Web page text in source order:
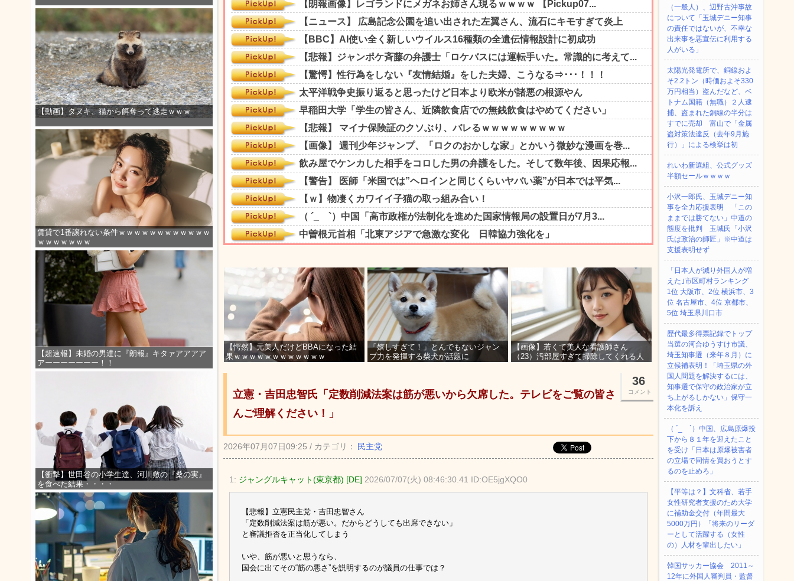
【動画】タヌキ、猫から餌奪って逃走ｗｗｗ
賃貸で1番譲れない条件ｗｗｗｗｗｗｗｗｗｗｗｗ
ｗｗｗｗｗｗｗ
【超速報】未婚の男達に『朗報』キタァアアアア
アーーーーーーー！！
【衝撃】世田谷の小学生達、河川敷の『桑の実』
を食べた結果・・・・
【愕然】元美人だけどBBAになった結
果ｗｗｗｗｗｗｗｗｗｗｗｗ
「嬉しすぎて！」とんでもないジャン
プ力を発揮する柴犬が話題に
【画像】若くて美人な看護師さん
（23）汚部屋すぎて掃除してくれる人
36
コメント
立憲・吉田忠智氏「定数削減法案は筋が悪いから欠席した。テレビをご覧の皆さ
んご理解ください！」
2026年07月07日09:25 / カテゴリ： 民主党
1: ジャングルキャット(東京都) [DE] 2026/07/07(火) 08:46:30.41 ID:OE5jgXQO0
【悲報】立憲民主党・吉田忠智さん
「定数削減法案は筋が悪い。だからどうしても出席できない」
と審議拒否を正当化してしまう
いや、筋が悪いと思うなら、
国会に出てその“筋の悪さ”を説明するのが議員の仕事では？
（一般人）、辺野古沖事故
について「玉城デニー知事
の責任ではないが、不幸な
出来事を悪宣伝に利用する
人がいる」
太陽光発電所で、銅線およ
そ2.2トン（時価およそ330
万円相当）盗んだなど、ベ
トナム国籍（無職）２人逮
捕、盗まれた銅線の半分は
すでに売却 富山で「金属
盗対策法違反（去年9月施
行）」による検挙は初
れいわ新選組、公式グッズ
半額セールｗｗｗｗ
小沢一郎氏、玉城デニー知
事を全力応援表明 「この
ままでは勝てない」中道の
態度を批判 玉城氏「小沢
氏は政治の師匠」※中道は
支援表明せず
「日本人が減り外国人が増
えた｣市区町村ランキング
1位 大阪市、2位 横浜市、3
位 名古屋市、4位 京都市、
5位 埼玉県川口市
歴代最多得票記録でトップ
当選の河合ゆうすけ市議、
埼玉知事選（来年８月）に
立候補表明！「埼玉県の外
国人問題を解決するには、
知事選で保守の政治家が立
ち上がるしかない」保守一
本化を訴え
（ ´_ゝ`）中国、広島原爆投
下から８１年を迎えたこと
を受け「日本は原爆被害者
の立場で同情を買おうとす
るのを止めろ」
【平等は？】文科省、若手
女性研究者支援のため大学
に補助金交付（年間最大
5000万円）「将来のリーダ
ーとして活躍する（女性
の）人材を輩出したい」
韓国サッカー協会 2011～
12年に外国人審判員・監督